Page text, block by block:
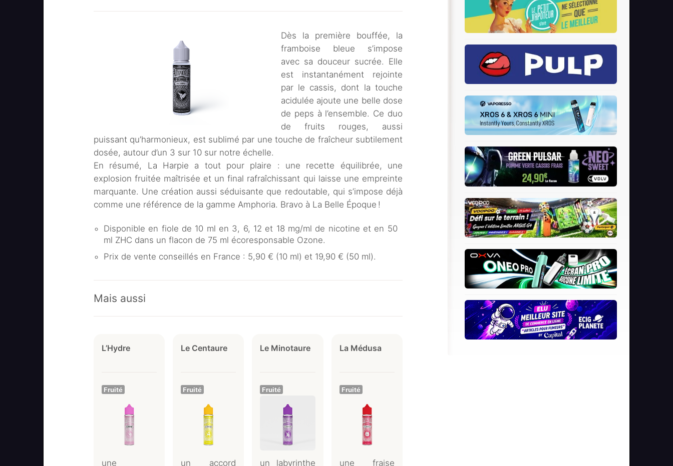
Dès la première bouffée, la
framboise bleue s’impose
avec sa douceur sucrée. Elle
est instantanément rejointe
par le cassis, dont la touche
acidulée ajoute une belle dose
de peps à l’ensemble. Ce duo
de fruits rouges, aussi
puissant qu’harmonieux, est sublimé par une touche de fraîcheur subtilement
dosée, autour d’un 3 sur 10 sur notre échelle.
En résumé, La Harpie a tout pour plaire : une recette équilibrée, une
explosion fruitée maîtrisée et un final rafraîchissant qui laisse une empreinte
marquante. Une création aussi séduisante que redoutable, qui s’impose déjà
comme une référence de la gamme Amphoria. Bravo à La Belle Époque !
Disponible en fiole de 10 ml en 3, 6, 12 et 18 mg/ml de nicotine et en 50
ml ZHC dans un flacon de 75 ml écoresponsable Ozone.
Prix de vente conseillés en France : 5,90 € (10 ml) et 19,90 € (50 ml).
Mais aussi
L’Hydre
Fruité
une
Le Centaure
Fruité
un accord
Le Minotaure
Fruité
un labyrinthe
La Médusa
Fruité
une fraise